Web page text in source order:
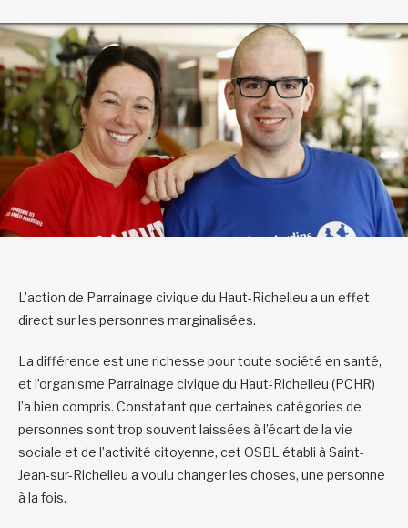
L’action de Parrainage civique du Haut-Richelieu a un effet
direct sur les personnes marginalisées.
La différence est une richesse pour toute société en santé,
et l’organisme Parrainage civique du Haut-Richelieu (PCHR)
l’a bien compris. Constatant que certaines catégories de
personnes sont trop souvent laissées à l’écart de la vie
sociale et de l’activité citoyenne, cet OSBL établi à Saint-
Jean-sur-Richelieu a voulu changer les choses, une personne
à la fois.